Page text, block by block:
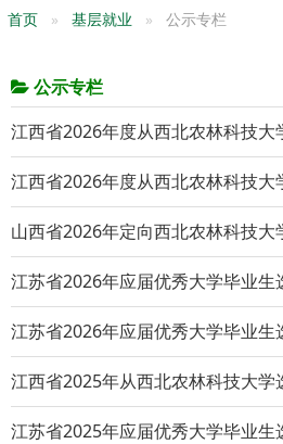
首页 基层就业 公示专栏
公示专栏